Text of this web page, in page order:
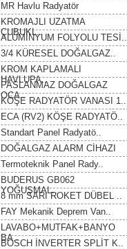
MR Havlu Radyatör
KROMAJLI UZATMA
ÇUBUKL..
ALÜMİNYUM FOLYOLU TESİ..
3/4 KÜRESEL DOĞALGAZ..
KROM KAPLAMALI
HAVLUPA..
PASLANMAZ DOĞALGAZ
OCA..
KÖŞE RADYATÖR VANASI 1..
ECA (RV2) KÖŞE RADYATÖ..
Standart Panel Radyatö..
DOĞALGAZ ALARM CİHAZI
Termoteknik Panel Rady..
BUDERUS GB062
YOĞUŞMAL..
8 mm SARI ROKET DÜBEL ..
FAY Mekanik Deprem Van..
LAVABO+MUTFAK+BANYO
BA..
BOSCH İNVERTER SPLİT K..